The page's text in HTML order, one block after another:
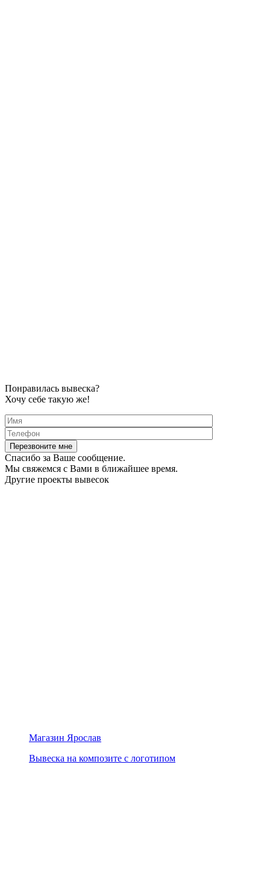
Понравилась вывеска?
Хочу себе такую же!
Спасибо за Ваше сообщение.
Мы свяжемся с Вами в ближайшее время.
Другие проекты вывесок
Магазин Ярослав
Вывеска на композите с логотипом